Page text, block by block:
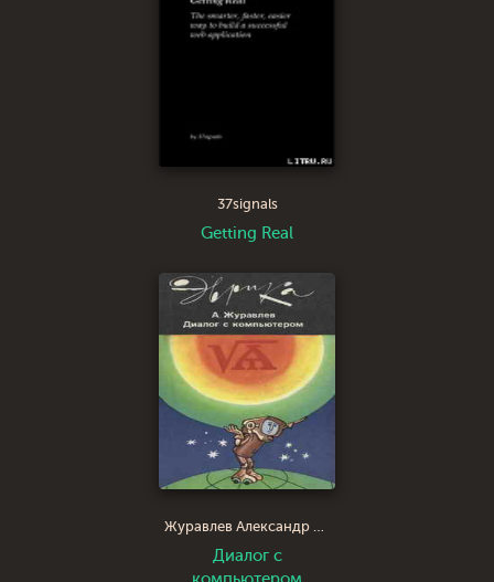
37signals
Getting Real
Журавлев Александр Павлович
Диалог с